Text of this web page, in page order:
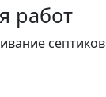
работ
септиков